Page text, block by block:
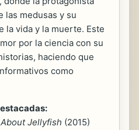
las medusas y su
la vida y la muerte. Este
por la ciencia con su
haciendo que
como
Jellyfish (2015)